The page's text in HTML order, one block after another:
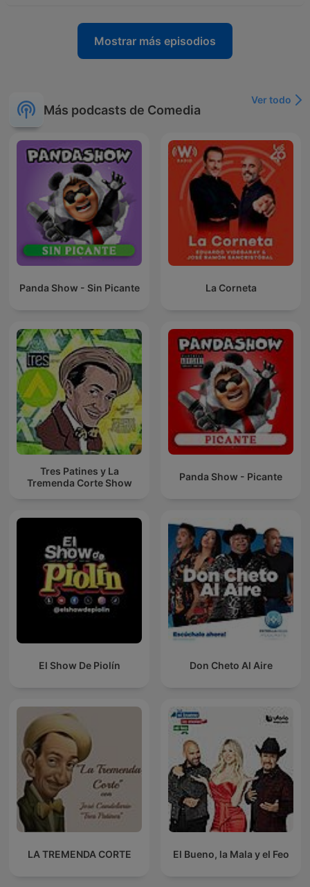
Mostrar más episodios
Más podcasts de Comedia
Ver todo
Panda Show - Sin Picante La Corneta
Tres Patines y La
Tremenda Corte Show
Panda Show - Picante
El Show De Piolín Don Cheto Al Aire
LA TREMENDA CORTE El Bueno, la Mala y el Feo